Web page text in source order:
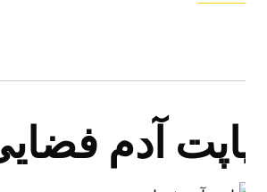
آدم فضایی